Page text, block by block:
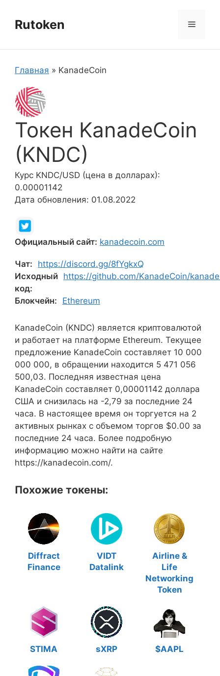
содержимому
Rutoken Меню
Главная » KanadeCoin
Токен KanadeCoin
(KNDC)
Курс KNDC/USD (цена в долларах):
0.00001142
Дата обновления: 01.08.2022
Официальный сайт: kanadecoin.com
Чат:
https://discord.gg/8fYgkxQ
Исходный
код:
https://github.com/KanadeCoin/
Блокчейн: Ethereum
KanadeCoin (KNDC) является криптовалютой
и работает на платформе Ethereum. Текущее
предложение KanadeCoin составляет 10 000
000 000, в обращении находится 5 471 056
500,03. Последняя известная цена
KanadeCoin составляет 0,00001142 доллара
США и снизилась на -2,79 за последние 24
часа. В настоящее время он торгуется на 2
активных рынках с объемом торгов $0.00 за
последние 24 часа. Более подробную
информацию можно найти на сайте
https://kanadecoin.com/.
Похожие токены:
Diffract
Finance
VIDT
Datalink
Airline &
Life
Networking
Token
STIMA sXRP $AAPL